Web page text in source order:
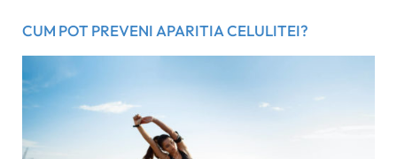
CUM POT PREVENI APARITIA CELULITEI?